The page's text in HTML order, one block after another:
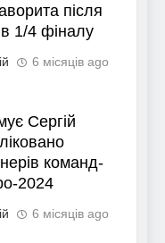
після
1/4 фіналу
6 місяців ago
Сергій
команд-
2024
6 місяців ago